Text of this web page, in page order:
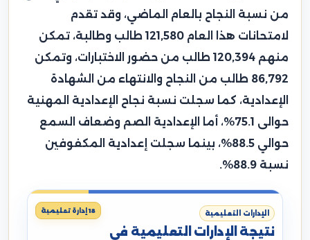
من نسبة النجاح بالعام الماضي، وقد تقدم
لامتحانات هذا العام 121,580 طالب وطالبة، تمكن
منهم 120,394 طالب من حضور الاختبارات، وتمكن
86,792 طالب من النجاح والانتهاء من الشهادة
الإعدادية، كما سجلت نسبة نجاح الإعدادية المهنية
حوالى 75.1%، أما الإعدادية الصم وضعاف السمع
حوالي 88.5%، بينما سجلت إعدادية المكفوفين
نسبة 88.9%.
الإدارات التعليمية
نتيجة الإدارات التعليمية في
18 إدارة تعليمية